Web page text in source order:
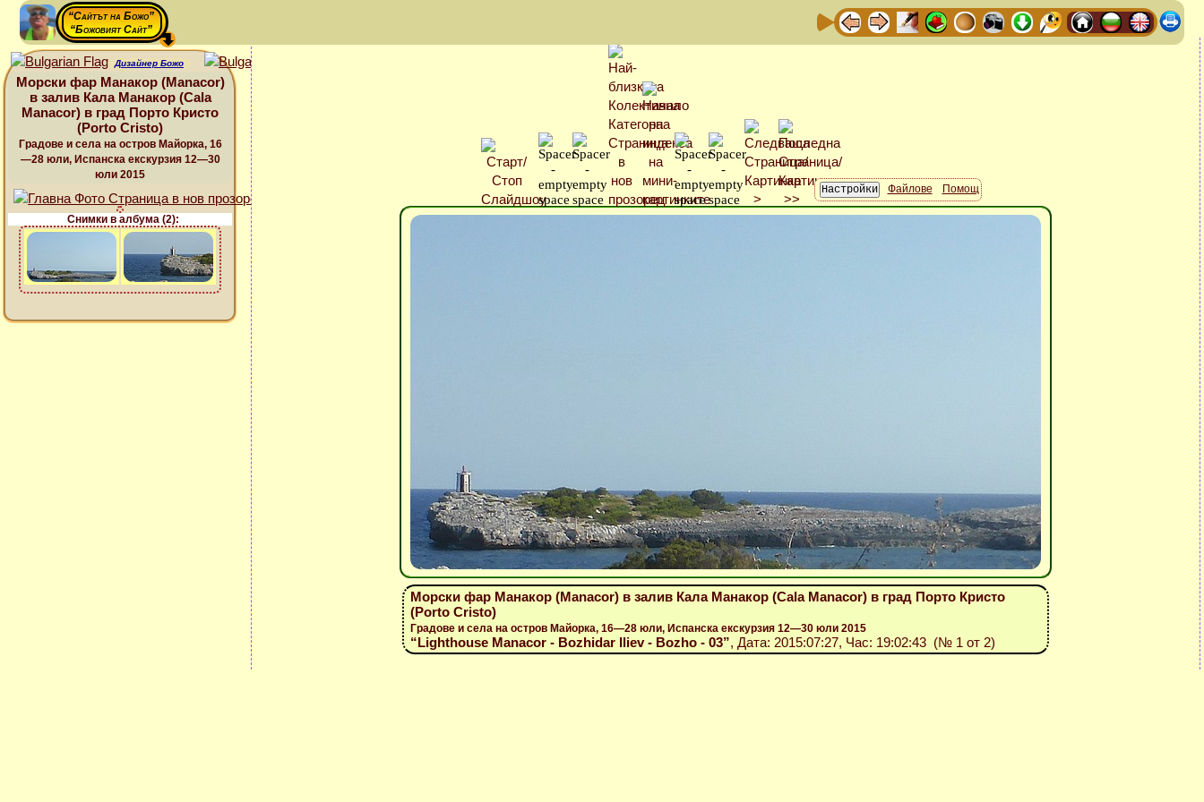
“Сайтът на Божо”
“Божовият Сайт”
Дизайнер Божо
Морски фар Манакор (Manacor)
в залив Кала Манакор (Cala
Manacor) в град Порто Кристо
(Porto Cristo)
Градове и села на остров Майорка, 16
—28 юли, Испанска екскурзия 12—30
юли 2015
Снимки в албума (2):
Файлове Помощ
Морски фар Манакор (Manacor) в залив Кала Манакор (Cala Manacor) в град Порто Кристо
(Porto Cristo)
Градове и села на остров Майорка, 16—28 юли, Испанска екскурзия 12—30 юли 2015
“Lighthouse Manacor - Bozhidar Iliev - Bozho - 03”, Дата: 2015:07:27, Час: 19:02:43 (№ 1 от 2)